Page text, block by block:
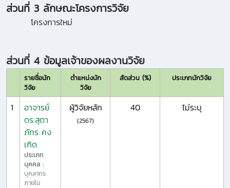
ส่วนที่ 3 ลักษณะโครงการวิจัย
โครงการใหม่
ส่วนที่ 4 ข้อมูลเจ้าของผลงานวิจัย
รายชื่อนัก
วิจัย
ตำแหน่งนัก
วิจัย
สัดส่วน (%) ประเภทนักวิจัย
1
อาจารย์
ดร.สุตา
ภัทร คง
เกิด
ประเภท
บุคคล :
บุคลากร
ภายใน
ผู้วิจัยหลัก
(2567)
40 ไม่ระบุ